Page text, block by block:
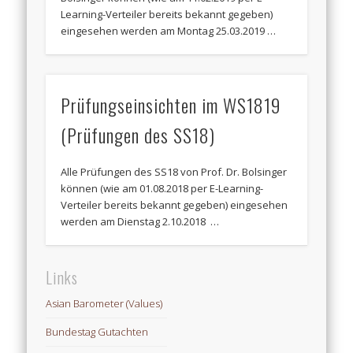
Learning-Verteiler bereits bekannt gegeben)
eingesehen werden am Montag 25.03.2019 …
Prüfungseinsichten im WS1819
(Prüfungen des SS18)
Alle Prüfungen des SS18 von Prof. Dr. Bolsinger
können (wie am 01.08.2018 per E-Learning-
Verteiler bereits bekannt gegeben) eingesehen
werden am Dienstag 2.10.2018 …
Links
Asian Barometer (Values)
Bundestag Gutachten